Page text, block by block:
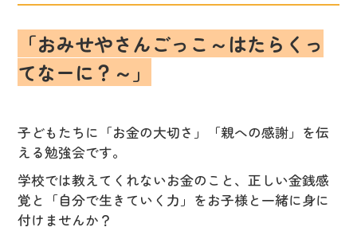
「おみせやさんごっこ～はたらくっ
てなーに？～」
子どもたちに「お金の大切さ」「親への感謝」を伝
える勉強会です。
学校では教えてくれないお金のこと、正しい金銭感
覚と「自分で生きていく力」をお子様と一緒に身に
付けませんか？